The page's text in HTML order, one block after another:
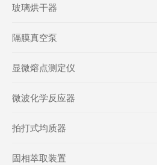
玻璃烘干器
隔膜真空泵
显微熔点测定仪
微波化学反应器
拍打式均质器
固相萃取装置